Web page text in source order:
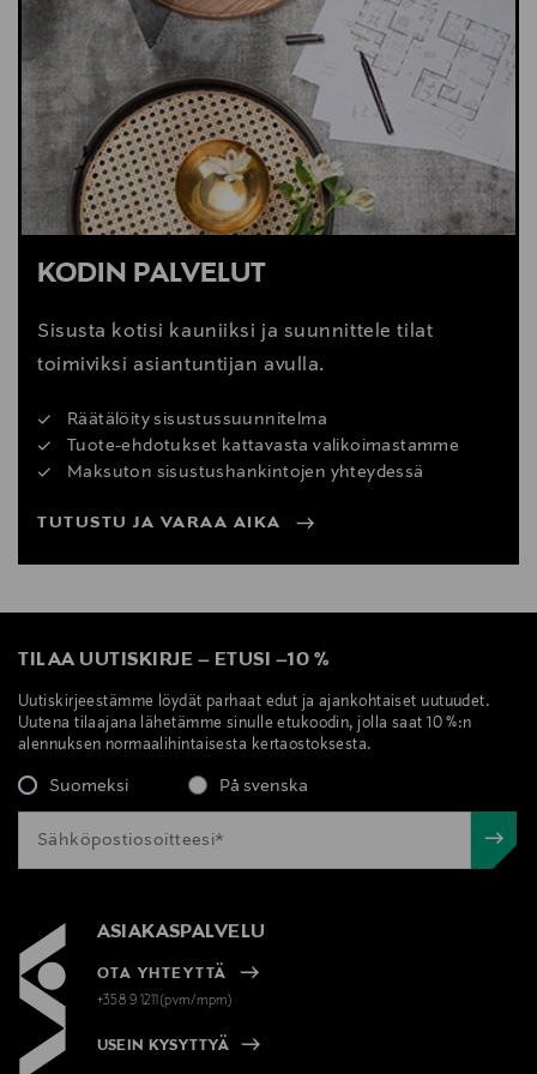
KODIN PALVELUT
Sisusta kotisi kauniiksi ja suunnittele tilat
toimiviksi asiantuntijan avulla.
Räätälöity sisustussuunnitelma
Tuote-ehdotukset kattavasta valikoimastamme
Maksuton sisustushankintojen yhteydessä
TUTUSTU JA VARAA AIKA
TILAA UUTISKIRJE – ETUSI –10 %
Uutiskirjeestämme löydät parhaat edut ja ajankohtaiset uutuudet.
Uutena tilaajana lähetämme sinulle etukoodin, jolla saat 10 %:n
alennuksen normaalihintaisesta kertaostoksesta.
Suomeksi På svenska
ASIAKASPALVELU
OTA YHTEYTTÄ
+358 9 1211(pvm/mpm)
USEIN KYSYTTYÄ